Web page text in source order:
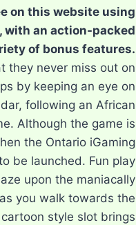
on this website using
with an action-packed
of bonus features.
they never miss out on
by keeping an eye on
following an African
Although the game is
the Ontario iGaming
be launched. Fun play
upon the maniacally
you walk towards the
style slot brings